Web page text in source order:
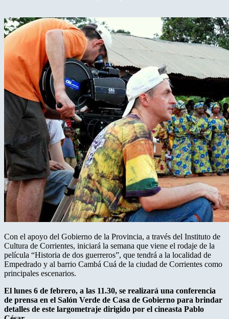
Con el apoyo del Gobierno de la Provincia, a través del Instituto de
Cultura de Corrientes, iniciará la semana que viene el rodaje de la
película “Historia de dos guerreros”, que tendrá a la localidad de
Empedrado y al barrio Cambá Cuá de la ciudad de Corrientes como
principales escenarios.
El lunes 6 de febrero, a las 11.30, se realizará una conferencia
de prensa en el Salón Verde de Casa de Gobierno para brindar
detalles de este largometraje dirigido por el cineasta Pablo